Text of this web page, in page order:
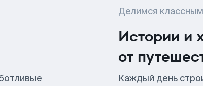
Делимся
Истории и
от
Каждый день